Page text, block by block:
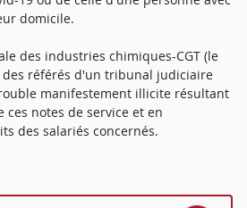
domicile.
des industries chimiques-CGT (le
des référés d'un tribunal judiciaire
manifestement illicite résultant
ces notes de service et en
des salariés concernés.